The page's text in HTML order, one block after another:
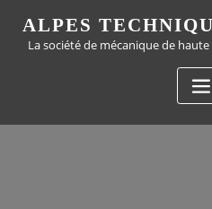
ALPES
La société de mécanique de